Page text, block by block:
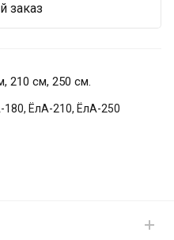
заказ
210 см, 250 см.
ЁлА-210, ЁлА-250